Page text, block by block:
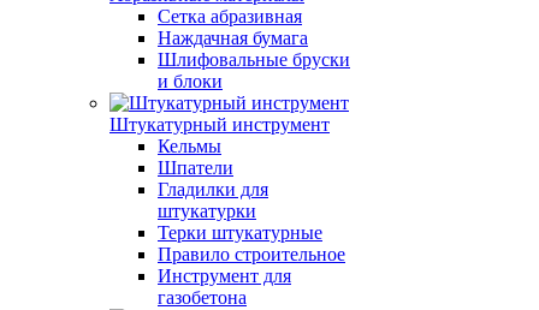
Сетка абразивная
Наждачная бумага
Шлифовальные бруски
и блоки
Штукатурный инструмент
Кельмы
Шпатели
Гладилки для
штукатурки
Терки штукатурные
Правило строительное
Инструмент для
газобетона